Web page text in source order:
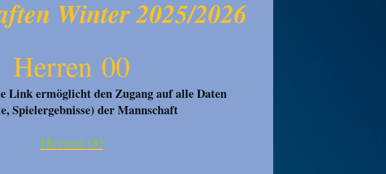
Winter 2025/2026
Herren 00
Link ermöglicht den Zugang auf alle Daten
Spielergebnisse) der Mannschaft
Herren 00